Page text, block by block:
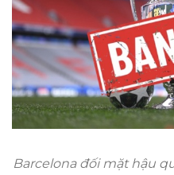
Barcelona đối mặt hậu